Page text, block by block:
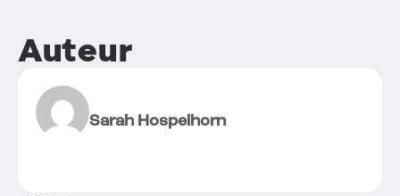
Auteur
Sarah Hospelhorn